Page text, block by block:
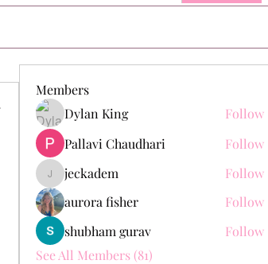
Members
Dylan King
Follow
Pallavi Chaudhari
Follow
jeckadem
jeckadem
Follow
aurora fisher
Follow
shubham gurav
Follow
See All Members (81)